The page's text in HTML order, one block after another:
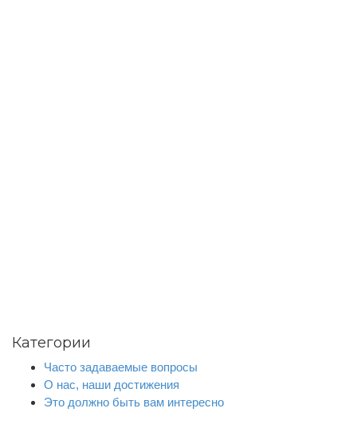
Категории
Часто задаваемые вопросы
О нас, наши достижения
Это должно быть вам интересно